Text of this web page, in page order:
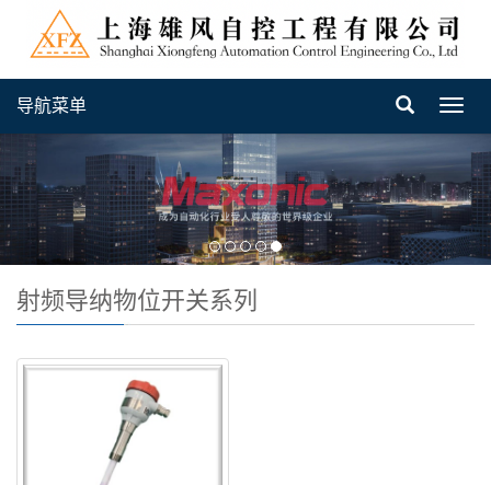
导航菜单
射频导纳物位开关系列